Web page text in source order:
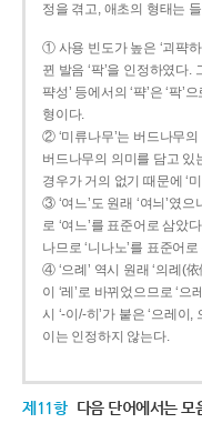
정을 겪고, 애초의 형태는
① 사용 빈도가 높은 ‘괴퍅
뀐 발음 ‘팍’을 인정하였다.
퍅성’ 등에서의 ‘퍅’은 ‘팍’
형이다.
② ‘미류나무’는 버드나무의
버드나무의 의미를 담고 있
경우가 거의 없기 때문에 ‘
③ ‘여느’도 원래 ‘여늬’였으
로 ‘여느’를 표준어로 삼았
나므로 ‘니나노’를 표준어
④ ‘으례’ 역시 원래 ‘의례(依
이 ‘레’로 바뀌었으므로 ‘으
시 ‘-이/-히’가 붙은 ‘으레이
이는 인정하지 않는다.
제11항 다음 단어에서는 모